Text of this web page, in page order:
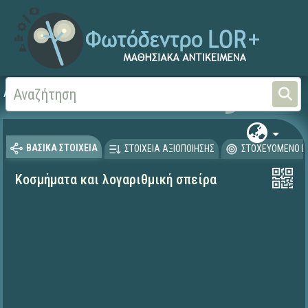
Αρχική
ΒΑΣΙΚΑ ΣΤΟΙΧΕΙΑ ΣΤΟΙΧΕΙΑ ΑΞΙΟΠΟΙΗΣΗΣ ΣΤΟΧΕΥΟΜΕΝΟ
Κοσμήματα και λογαριθμική σπείρα